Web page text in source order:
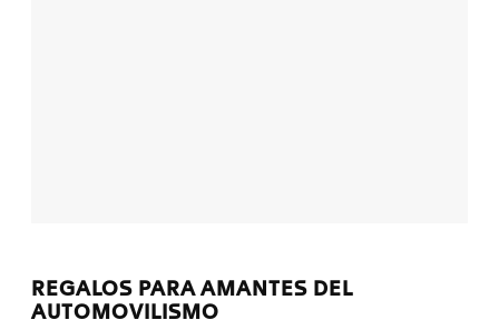
REGALOS PARA AMANTES DEL
AUTOMOVILISMO